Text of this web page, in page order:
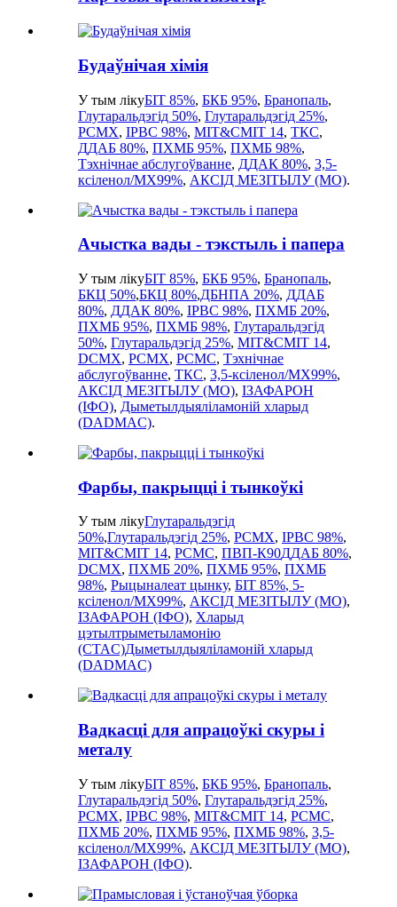
Будаўнічая хімія
У тым лікуБІТ 85%, БКБ 95%, Бранопаль,
Глутаральдэгід 50%, Глутаральдэгід 25%,
PCMX, IPBC 98%, MIT&CMIT 14, ТКС,
ДДАБ 80%, ПХМБ 95%, ПХМБ 98%,
Тэхнічнае абслугоўванне, ДДАК 80%, 3,5-
ксіленол/MX99%, АКСІД МЕЗІТЫЛУ (MO).
Ачыстка вады - тэкстыль і папера
У тым лікуБІТ 85%, БКБ 95%, Бранопаль,
БКЦ 50%,БКЦ 80%,ДБНПА 20%, ДДАБ
80%, ДДАК 80%, IPBC 98%, ПХМБ 20%,
ПХМБ 95%, ПХМБ 98%, Глутаральдэгід
50%, Глутаральдэгід 25%, MIT&CMIT 14,
DCMX, PCMX, PCMC, Тэхнічнае
абслугоўванне, ТКС, 3,5-ксіленол/MX99%,
АКСІД МЕЗІТЫЛУ (MO), ІЗАФАРОН
(ІФО), Дыметылдыяліламоній хларыд
(DADMAC).
Фарбы, пакрыцці і тынкоўкі
У тым лікуГлутаральдэгід
50%,Глутаральдэгід 25%, PCMX, IPBC 98%,
MIT&CMIT 14, PCMC, ПВП-К90ДДАБ 80%,
DCMX, ПХМБ 20%, ПХМБ 95%, ПХМБ
98%, Рыцыналеат цынку, БІТ 85%, 5-
ксіленол/MX99%, АКСІД МЕЗІТЫЛУ (MO),
ІЗАФАРОН (ІФО), Хларыд
цэтылтрыметыламонію
(CTAC)Дыметылдыяліламоній хларыд
(DADMAC)
Вадкасці для апрацоўкі скуры і
металу
У тым лікуБІТ 85%, БКБ 95%, Бранопаль,
Глутаральдэгід 50%, Глутаральдэгід 25%,
PCMX, IPBC 98%, MIT&CMIT 14, PCMC,
ПХМБ 20%, ПХМБ 95%, ПХМБ 98%, 3,5-
ксіленол/MX99%, АКСІД МЕЗІТЫЛУ (MO),
ІЗАФАРОН (ІФО).